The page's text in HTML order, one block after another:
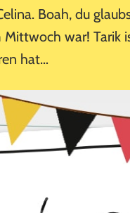
Boah, du
war! Tarik
hat…